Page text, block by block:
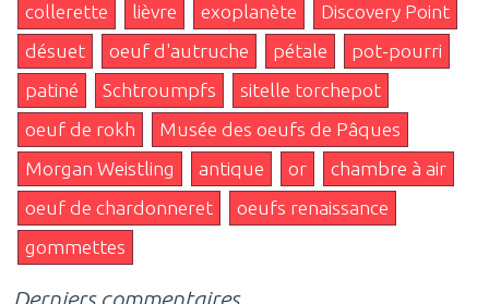
collerette lièvre exoplanète
Discovery Point
désuet
oeuf d'autruche pétale
pot-pourri
patiné
Schtroumpfs
sitelle torchepot
oeuf de rokh
Musée des oeufs de Pâques
Morgan Weistling
antique or
chambre à air
oeuf de chardonneret
oeufs renaissance
gommettes